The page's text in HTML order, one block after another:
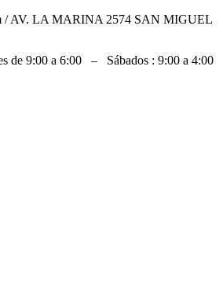
/ AV. LA MARINA 2574 SAN MIGUEL
de 9:00 a 6:00 – Sábados : 9:00 a 4:00